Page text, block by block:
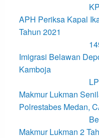
APH Periksa Kapal
Tahun 2021
Imigrasi Belawan
Kamboja
Makmur Lukman
Polrestabes Medan,
Makmur Lukman 2